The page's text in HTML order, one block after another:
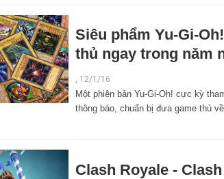
Siêu phẩm Yu-Gi-
thủ ngay trong năm
, 12/1/16
Một phiên bản Yu-Gi-Oh! cực kỳ
thông báo, chuẩn bị đưa game thủ
Clash Royale -